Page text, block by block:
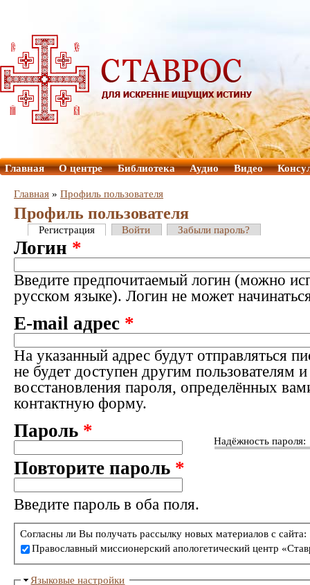
Главная О центре Библиотека Аудио Видео
Главная » Профиль пользователя
Профиль пользователя
Регистрация Войти Забыли пароль?
Логин *
Введите предпочитаемый логин (можно
русском языке). Логин не может
E-mail адрес *
На указанный адрес будут отправляться
не будет доступен другим пользователям
восстановления пароля, определённых
контактную форму.
Надёжность пароля:
Пароль *
Повторите пароль *
Введите пароль в оба поля.
Согласны ли Вы получать рассылку новых материалов с сайта:
Православный миссионерский апологетический центр
Языковые настройки